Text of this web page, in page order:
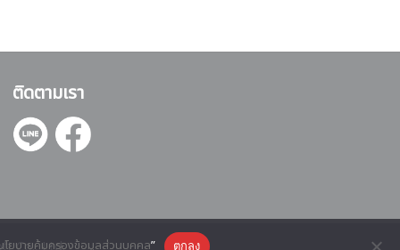
ติดตามเรา
โยบายคุ้มครองข้อมูลส่วนบุคคล” ตกลง